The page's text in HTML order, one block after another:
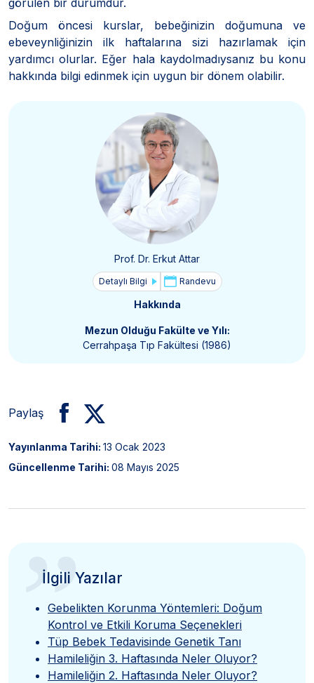
Doğum öncesi kurslar, bebeğinizin doğumuna ve
ebeveynliğinizin ilk haftalarına sizi hazırlamak için
yardımcı olurlar. Eğer hala kaydolmadıysanız bu konu
hakkında bilgi edinmek için uygun bir dönem olabilir.
Prof. Dr. Erkut Attar
Detaylı Bilgi Randevu
Hakkında
Mezun Olduğu Fakülte ve Yılı:
Cerrahpaşa Tıp Fakültesi (1986)
Paylaş
Yayınlanma Tarihi: 13 Ocak 2023
Güncellenme Tarihi: 08 Mayıs 2025
”
İlgili Yazılar
Gebelikten Korunma Yöntemleri: Doğum
Kontrol ve Etkili Koruma Seçenekleri
Tüp Bebek Tedavisinde Genetik Tanı
Hamileliğin 3. Haftasında Neler Oluyor?
Hamileliğin 2. Haftasında Neler Oluyor?